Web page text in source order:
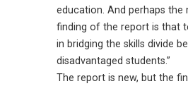
education. And perhaps the
finding of the report is that
in bridging the skills divide
disadvantaged students.”
The report is new, but the